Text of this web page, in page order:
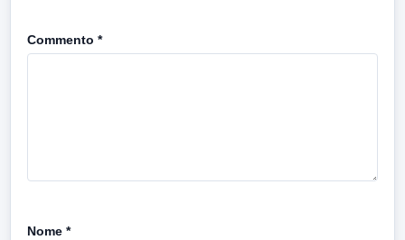
Commento *
Nome *